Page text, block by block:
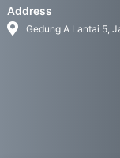
Address
Gedung A Lantai 5,